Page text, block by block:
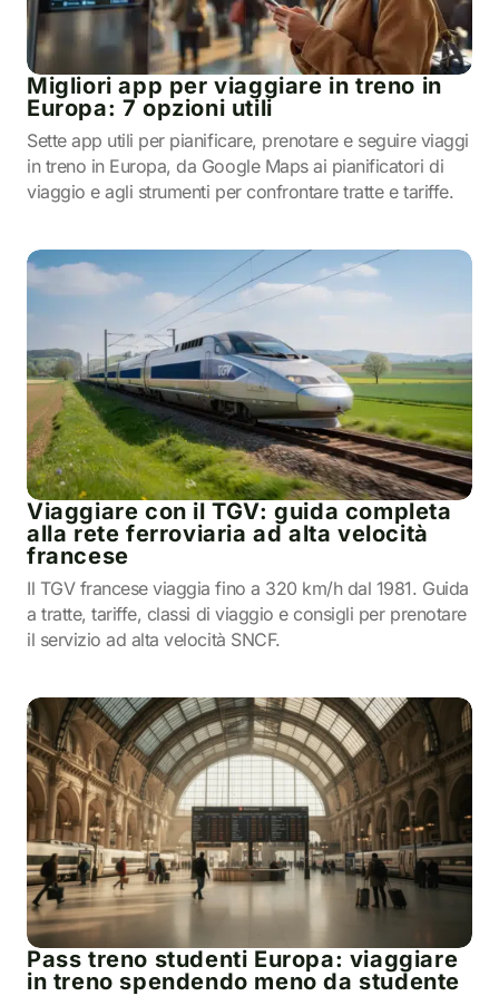
Migliori app per viaggiare in treno in
Europa: 7 opzioni utili
Sette app utili per pianificare, prenotare e seguire viaggi
in treno in Europa, da Google Maps ai pianificatori di
viaggio e agli strumenti per confrontare tratte e tariffe.
Viaggiare con il TGV: guida completa
alla rete ferroviaria ad alta velocità
francese
Il TGV francese viaggia fino a 320 km/h dal 1981. Guida
a tratte, tariffe, classi di viaggio e consigli per prenotare
il servizio ad alta velocità SNCF.
Pass treno studenti Europa: viaggiare
in treno spendendo meno da studente